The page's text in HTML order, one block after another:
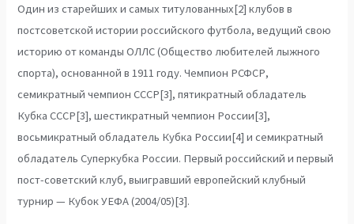
Один из старейших и самых титулованных[2] клубов в
постсоветской истории российского футбола, ведущий свою
историю от команды ОЛЛС (Общество любителей лыжного
спорта), основанной в 1911 году. Чемпион РСФСР,
семикратный чемпион СССР[3], пятикратный обладатель
Кубка СССР[3], шестикратный чемпион России[3],
восьмикратный обладатель Кубка России[4] и семикратный
обладатель Суперкубка России. Первый российский и первый
пост-советский клуб, выигравший европейский клубный
турнир — Кубок УЕФА (2004/05)[3].